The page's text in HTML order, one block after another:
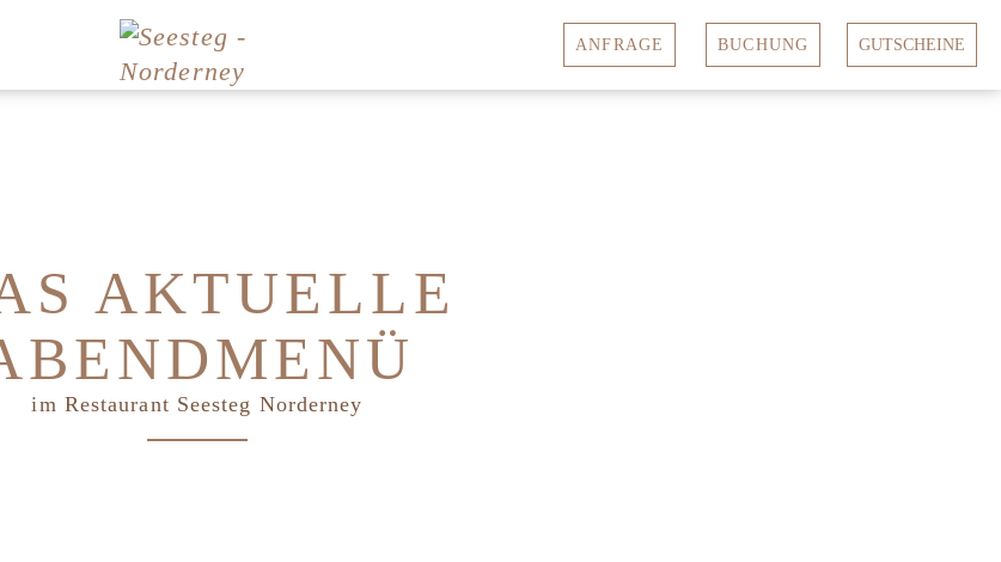
ANFRAGE BUCHUNG GUTSCHEINE
AKTUELLE
im Restaurant Seesteg Norderney